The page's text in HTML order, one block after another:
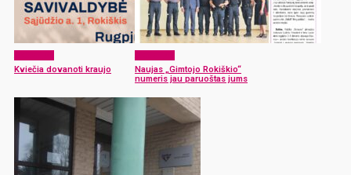
Kviečia dovanoti kraujo
Naujas „Gimtojo Rokiškio“
numeris jau paruoštas jums